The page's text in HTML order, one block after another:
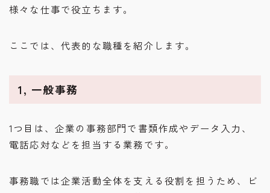
様々な仕事で役立ちます。
ここでは、代表的な職種を紹介します。
1, 一般事務
1つ目は、企業の事務部門で書類作成やデータ入力、
電話応対などを担当する業務です。
事務職では企業活動全体を支える役割を担うため、ビ